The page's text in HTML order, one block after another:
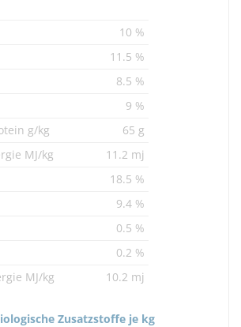
10 %
11.5 %
8.5 %
9 %
g/kg
65 g
MJ/kg
11.2 mj
18.5 %
9.4 %
0.5 %
0.2 %
MJ/kg
10.2 mj
Zusatzstoffe je kg